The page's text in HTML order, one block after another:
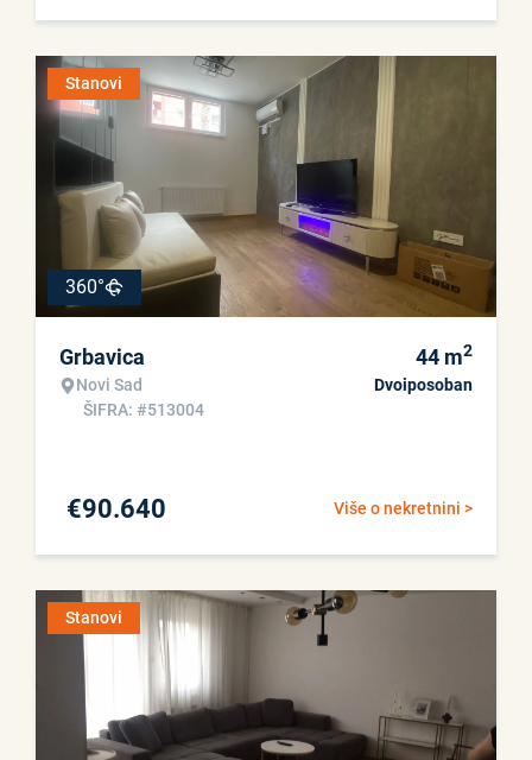
Stanovi
360°
Grbavica
Novi Sad
ŠIFRA: #513004
44 m2
Dvoiposoban
Više o nekretnini >
€90.640
Stanovi